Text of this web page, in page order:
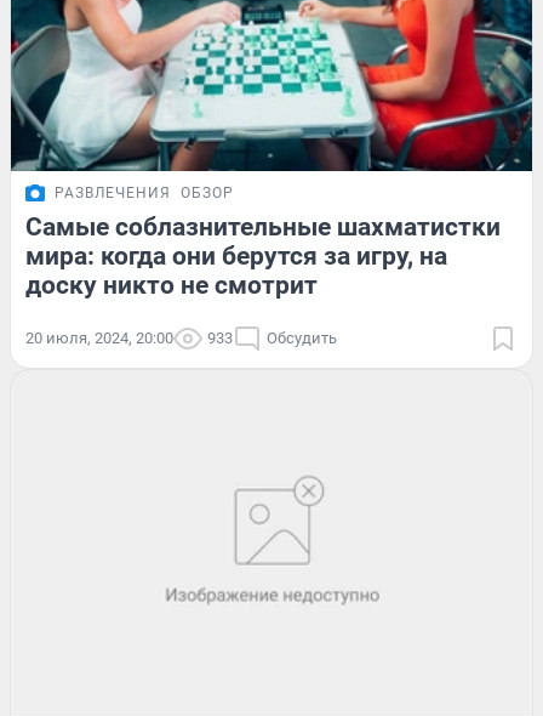
РАЗВЛЕЧЕНИЯ ОБЗОР
Самые соблазнительные шахматистки
мира: когда они берутся за игру, на
доску никто не смотрит
20 июля, 2024, 20:00 933 Обсудить